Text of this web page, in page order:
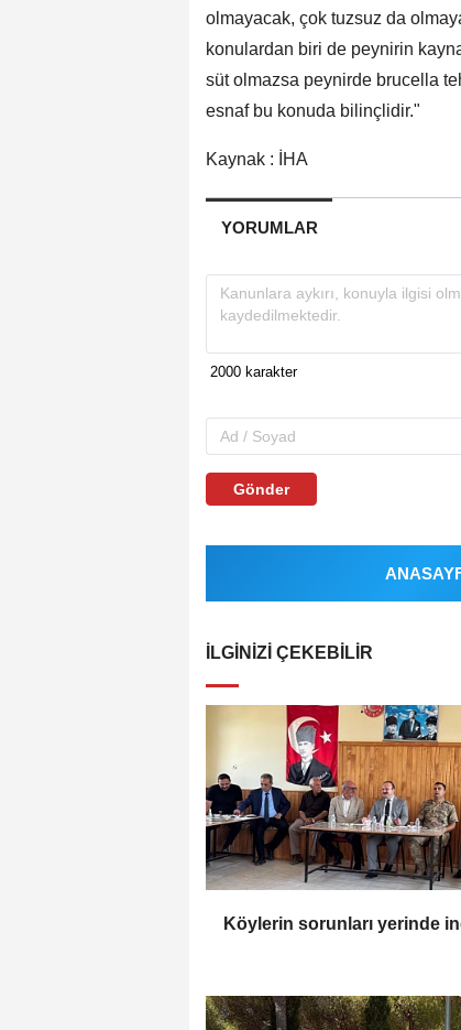
olmayacak, çok tuzsuz da
konulardan biri de peynirin
süt olmazsa peynirde brucella
esnaf bu konuda bilinçlidir."
Kaynak : İHA
YORUMLAR
Gönder
İLGINIZI ÇEKEBILIR
Köylerin sorunları yerinde